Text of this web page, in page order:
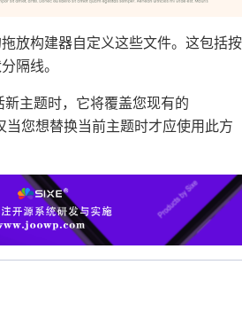
放构建器自定义这些文件。这包括按
隔线。
主题时，它将覆盖您现有的
您想替换当前主题时才应使用此方